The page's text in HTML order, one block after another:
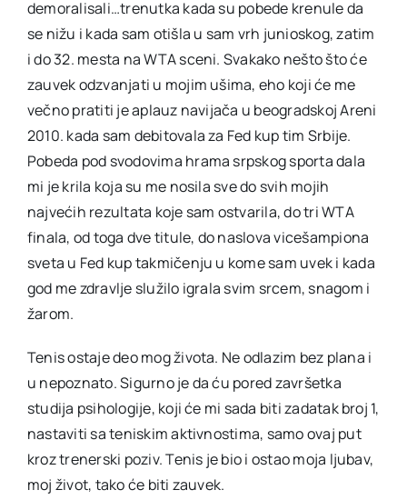
demoralisali…trenutka kada su pobede krenule da
se nižu i kada sam otišla u sam vrh junioskog, zatim
i do 32. mesta na WTA sceni. Svakako nešto što će
zauvek odzvanjati u mojim ušima, eho koji će me
večno pratiti je aplauz navijača u beogradskoj Areni
2010. kada sam debitovala za Fed kup tim Srbije.
Pobeda pod svodovima hrama srpskog sporta dala
mi je krila koja su me nosila sve do svih mojih
najvećih rezultata koje sam ostvarila, do tri WTA
finala, od toga dve titule, do naslova vicešampiona
sveta u Fed kup takmičenju u kome sam uvek i kada
god me zdravlje služilo igrala svim srcem, snagom i
žarom.
Tenis ostaje deo mog života. Ne odlazim bez plana i
u nepoznato. Sigurno je da ću pored završetka
studija psihologije, koji će mi sada biti zadatak broj 1,
nastaviti sa teniskim aktivnostima, samo ovaj put
kroz trenerski poziv. Tenis je bio i ostao moja ljubav,
moj život, tako će biti zauvek.